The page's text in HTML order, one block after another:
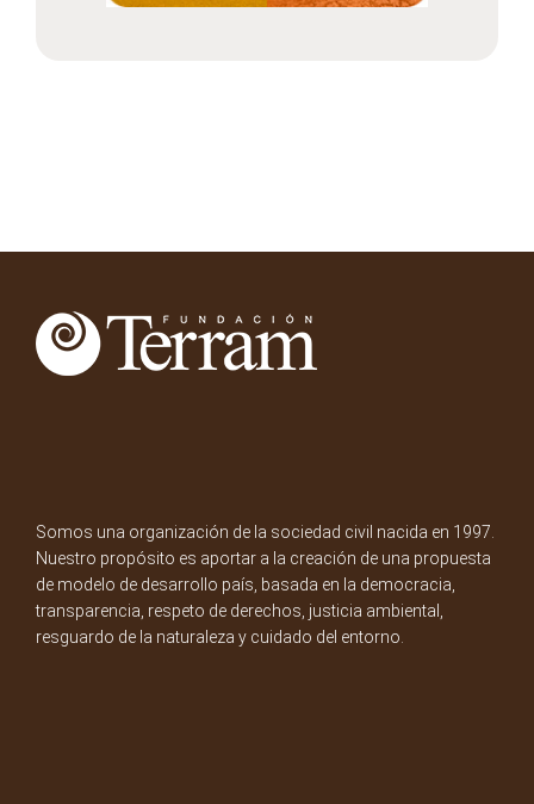
Somos una organización de la sociedad civil nacida en 1997.
Nuestro propósito es aportar a la creación de una propuesta
de modelo de desarrollo país, basada en la democracia,
transparencia, respeto de derechos, justicia ambiental,
resguardo de la naturaleza y cuidado del entorno.